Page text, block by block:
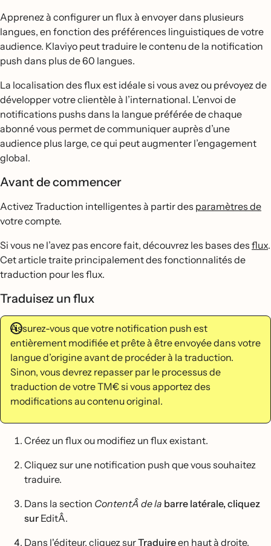
Apprenez à configurer un flux à envoyer dans plusieurs
langues, en fonction des préférences linguistiques de votre
audience. Klaviyo peut traduire le contenu de la notification
push dans plus de 60 langues.
La localisation des flux est idéale si vous avez ou prévoyez de
développer votre clientèle à l’international. L’envoi de
notifications pushs dans la langue préférée de chaque
abonné vous permet de communiquer auprès d’une
audience plus large, ce qui peut augmenter l’engagement
global.
Avant de commencer
Activez Traduction intelligentes à partir des paramètres de
votre compte.
Si vous ne l’avez pas encore fait, découvrez les bases des flux.
Cet article traite principalement des fonctionnalités de
traduction pour les flux.
Traduisez un flux
Assurez-vous que votre notification push est
entièrement modifiée et prête à être envoyée dans votre
langue d’origine avant de procéder à la traduction.
Sinon, vous devrez repasser par le processus de
traduction de votre TM€ si vous apportez des
modifications au contenu original.
Créez un flux ou modifiez un flux existant.
Cliquez sur une notification push que vous souhaitez
traduire.
Dans la section ContentÂ de la barre latérale, cliquez
sur EditÂ.
Dans l'éditeur, cliquez surTraduireen haut à droite.